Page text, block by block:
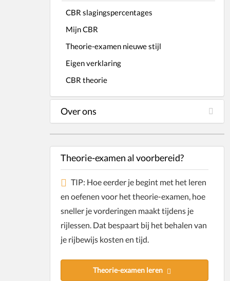
CBR slagingspercentages
Mijn CBR
Theorie-examen nieuwe stijl
Eigen verklaring
CBR theorie
Over ons
Theorie-examen al voorbereid?
TIP: Hoe eerder je begint met het leren
en oefenen voor het theorie-examen, hoe
sneller je vorderingen maakt tijdens je
rijlessen. Dat bespaart bij het behalen van
je rijbewijs kosten en tijd.
Theorie-examen leren